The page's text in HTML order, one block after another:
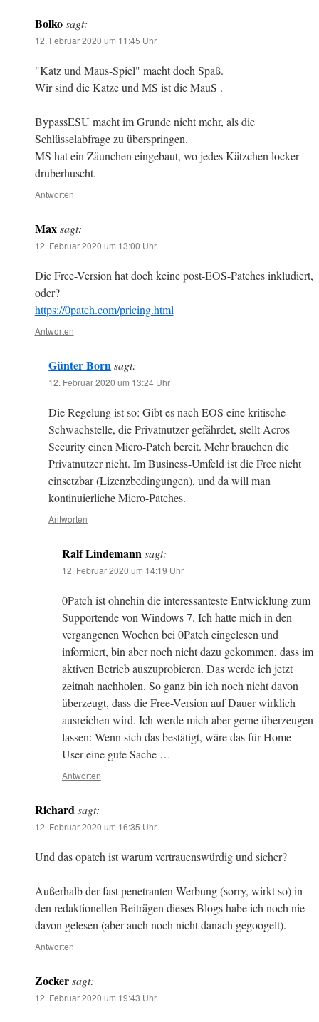
Bolko sagt:
12. Februar 2020 um 11:45 Uhr
"Katz und Maus-Spiel" macht doch Spaß.
Wir sind die Katze und MS ist die MauS .
BypassESU macht im Grunde nicht mehr, als die
Schlüsselabfrage zu überspringen.
MS hat ein Zäunchen eingebaut, wo jedes Kätzchen locker
drüberhuscht.
Antworten
Max sagt:
12. Februar 2020 um 13:00 Uhr
Die Free-Version hat doch keine post-EOS-Patches inkludiert,
oder?
https://0patch.com/pricing.html
Antworten
Günter Bornsagt:
12. Februar 2020 um 13:24 Uhr
Die Regelung ist so: Gibt es nach EOS eine kritische
Schwachstelle, die Privatnutzer gefährdet, stellt Acros
Security einen Micro-Patch bereit. Mehr brauchen die
Privatnutzer nicht. Im Business-Umfeld ist die Free nicht
einsetzbar (Lizenzbedingungen), und da will man
kontinuierliche Micro-Patches.
Antworten
Ralf Lindemannsagt:
12. Februar 2020 um 14:19 Uhr
0Patch ist ohnehin die interessanteste Entwicklung zum
Supportende von Windows 7. Ich hatte mich in den
vergangenen Wochen bei 0Patch eingelesen und
informiert, bin aber noch nicht dazu gekommen, dass im
aktiven Betrieb auszuprobieren. Das werde ich jetzt
zeitnah nachholen. So ganz bin ich noch nicht davon
überzeugt, dass die Free-Version auf Dauer wirklich
ausreichen wird. Ich werde mich aber gerne überzeugen
lassen: Wenn sich das bestätigt, wäre das für Home-
User eine gute Sache …
Antworten
Richard sagt:
12. Februar 2020 um 16:35 Uhr
Und das opatch ist warum vertrauenswürdig und sicher?
Außerhalb der fast penetranten Werbung (sorry, wirkt so) in
den redaktionellen Beiträgen dieses Blogs habe ich noch nie
davon gelesen (aber auch noch nicht danach gegoogelt).
Antworten
Zocker sagt:
12. Februar 2020 um 19:43 Uhr